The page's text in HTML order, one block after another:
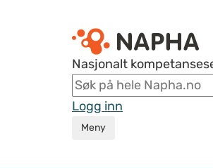
Nasjonalt
Logg inn
Meny